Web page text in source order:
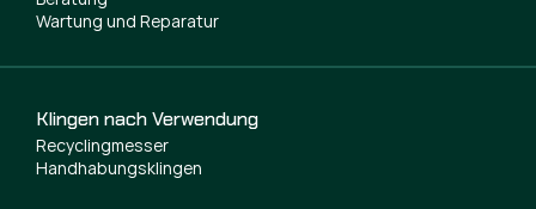
Wartung und Reparatur
Klingen nach Verwendung
Recyclingmesser
Handhabungsklingen